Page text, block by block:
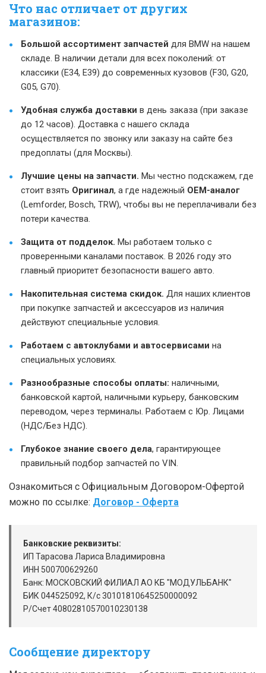
Что нас отличает от других
магазинов:
Большой ассортимент запчастей для BMW на нашем
складе. В наличии детали для всех поколений: от
классики (E34, E39) до современных кузовов (F30, G20,
G05, G70).
Удобная служба доставки в день заказа (при заказе
до 12 часов). Доставка с нашего склада
осуществляется по звонку или заказу на сайте без
предоплаты (для Москвы).
Лучшие цены на запчасти. Мы честно подскажем, где
стоит взять Оригинал, а где надежный OEM-аналог
(Lemforder, Bosch, TRW), чтобы вы не переплачивали без
потери качества.
Защита от подделок. Мы работаем только с
проверенными каналами поставок. В 2026 году это
главный приоритет безопасности вашего авто.
Накопительная система скидок. Для наших клиентов
при покупке запчастей и аксессуаров из наличия
действуют специальные условия.
Работаем с автоклубами и автосервисами на
специальных условиях.
Разнообразные способы оплаты: наличными,
банковской картой, наличными курьеру, банковским
переводом, через терминалы. Работаем с Юр. Лицами
(НДС/Без НДС).
Глубокое знание своего дела, гарантирующее
правильный подбор запчастей по VIN.
Ознакомиться с Официальным Договором-Офертой
можно по ссылке: Договор - Оферта
Банковские реквизиты:
ИП Тарасова Лариса Владимировна
ИНН 500700629260
Банк: МОСКОВСКИЙ ФИЛИАЛ АО КБ "МОДУЛЬБАНК"
БИК 044525092, К/c 30101810645250000092
Р/Счет 40802810570010230138
Сообщение директору